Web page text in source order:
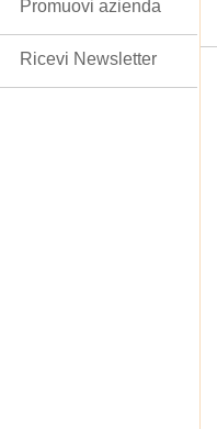
Promuovi azienda
Ricevi Newsletter